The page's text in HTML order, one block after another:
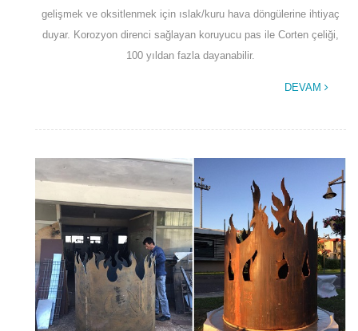
gelişmek ve oksitlenmek için ıslak/kuru hava döngülerine ihtiyaç
duyar. Korozyon direnci sağlayan koruyucu pas ile Corten çeliği,
100 yıldan fazla dayanabilir.
DEVAM